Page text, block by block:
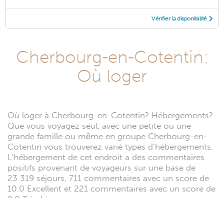
Vérifier la disponibilité
Cherbourg-en-Cotentin:
Où loger
Où loger à Cherbourg-en-Cotentin? Hébergements?
Que vous voyagez seul, avec une petite ou une
grande famille ou même en groupe Cherbourg-en-
Cotentin vous trouverez varié types d’hébergements.
L’hébergement de cet endroit a des commentaires
positifs provenant de voyageurs sur une base de
23 319 séjours, 711 commentaires avec un score de
10.0 Excellent et 221 commentaires avec un score de